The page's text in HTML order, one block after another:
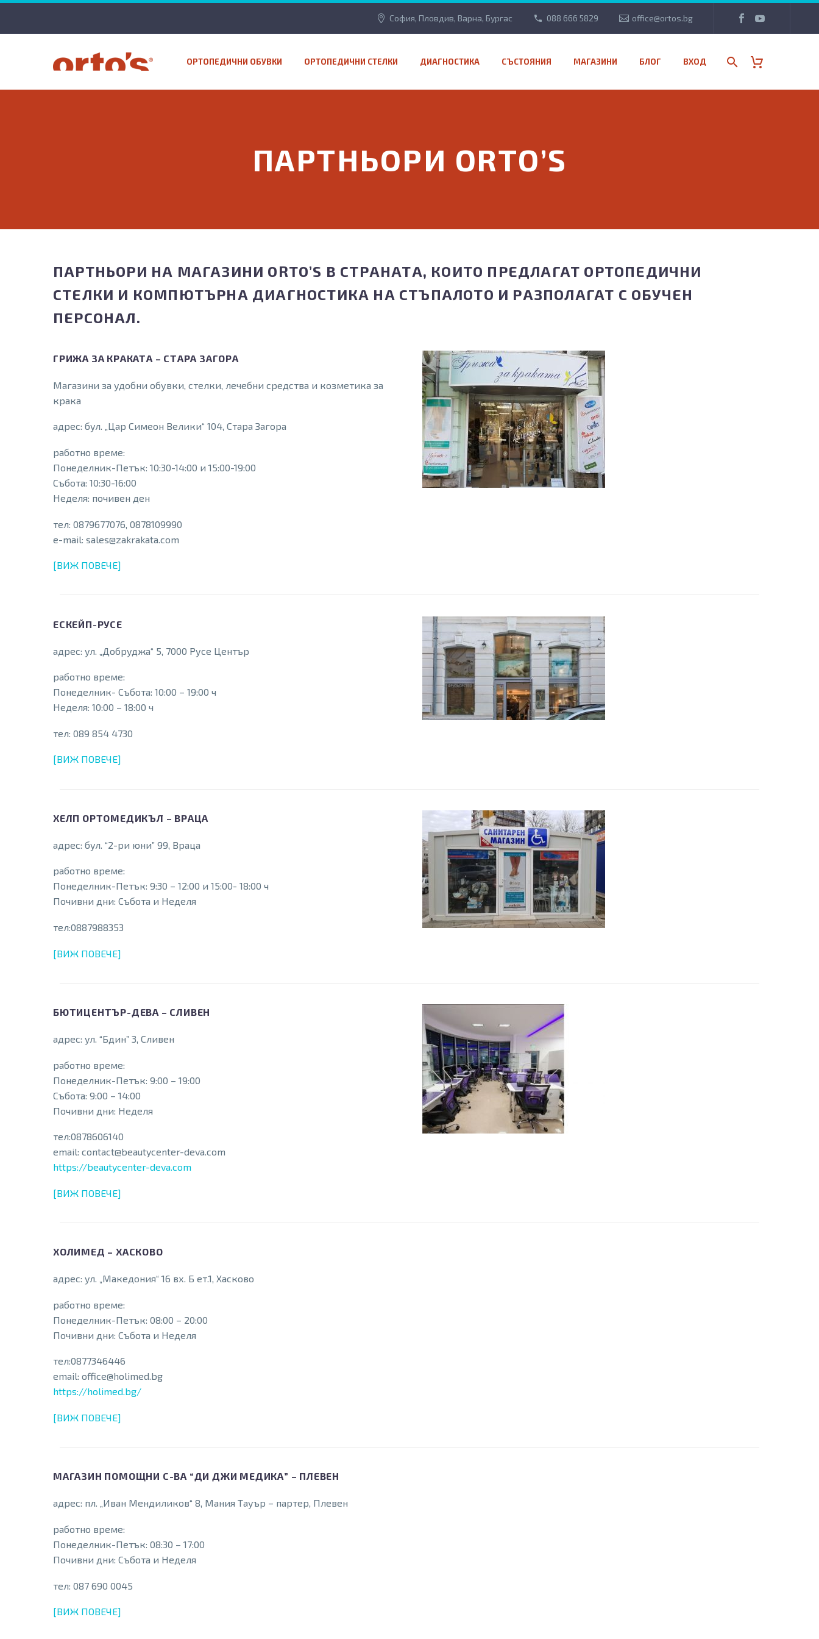
София, Пловдив, Варна, Бургас 088 666 5829 office@ortos.bg
ОРТОПЕДИЧНИ ОБУВКИ ОРТОПЕДИЧНИ СТЕЛКИ ДИАГНОСТИКА СЪСТОЯНИЯ МАГАЗИНИ БЛОГ ВХОД
ПАРТНЬОРИ ORTO’S
ПАРТНЬОРИ НА МАГАЗИНИ ORTO’S В СТРАНАТА, КОИТО ПРЕДЛАГАТ ОРТОПЕДИЧНИ
СТЕЛКИ И КОМПЮТЪРНА ДИАГНОСТИКА НА СТЪПАЛОТО И РАЗПОЛАГАТ С ОБУЧЕН
ПЕРСОНАЛ.
ГРИЖА ЗА КРАКАТА – СТАРА ЗАГОРА
Магазини за удобни обувки, стелки, лечебни средства и козметика за
крака
адрес: бул. „Цар Симеон Велики“ 104, Стара Загора
работно време:
Понеделник-Петък: 10:30-14:00 и 15:00-19:00
Събота: 10:30-16:00
Неделя: почивен ден
тел: 0879677076, 0878109990
e-mail: sales@zakrakata.com
[ВИЖ ПОВЕЧЕ]
ЕСКЕЙП-РУСЕ
адрес: ул. „Добруджа“ 5, 7000 Русе Център
работно време:
Понеделник- Събота: 10:00 – 19:00 ч
Неделя: 10:00 – 18:00 ч
тел: 089 854 4730
[ВИЖ ПОВЕЧЕ]
ХЕЛП ОРТОМЕДИКЪЛ – ВРАЦА
адрес: бул. “2-ри юни” 99, Враца
работно време:
Понеделник-Петък: 9:30 – 12:00 и 15:00- 18:00 ч
Почивни дни: Събота и Неделя
тел:0887988353
[ВИЖ ПОВЕЧЕ]
БЮТИЦЕНТЪР-ДЕВА – СЛИВЕН
адрес: ул. “Бдин” 3, Сливен
работно време:
Понеделник-Петък: 9:00 – 19:00
Събота: 9:00 – 14:00
Почивни дни: Неделя
тел:0878606140
email: contact@beautycenter-deva.com
https://beautycenter-deva.com
[ВИЖ ПОВЕЧЕ]
ХОЛИМЕД – ХАСКОВО
адрес: ул. „Македония“ 16 вх. Б ет.1, Хасково
работно време:
Понеделник-Петък: 08:00 – 20:00
Почивни дни: Събота и Неделя
тел:0877346446
email: office@holimed.bg
https://holimed.bg/
[ВИЖ ПОВЕЧЕ]
МАГАЗИН ПОМОЩНИ С-ВА “ДИ ДЖИ МЕДИКА” – ПЛЕВЕН
адрес: пл. „Иван Мендиликов“ 8, Мания Тауър – партер, Плевен
работно време:
Понеделник-Петък: 08:30 – 17:00
Почивни дни: Събота и Неделя
тел: 087 690 0045
[ВИЖ ПОВЕЧЕ]